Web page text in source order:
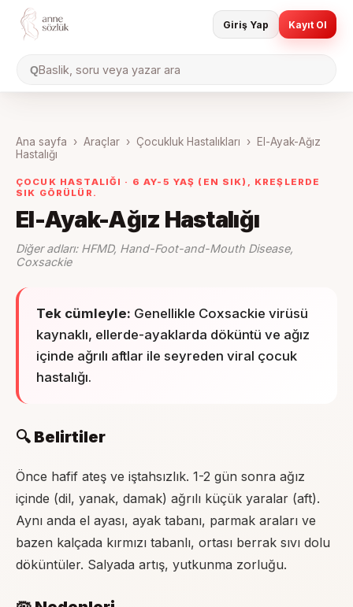
QBaslik, soru veya yazar ara
Giriş Yap Kayıt Ol
Ana sayfa › Araçlar › Çocukluk Hastalıkları ›
El-Ayak-Ağız
Hastalığı
ÇOCUK HASTALIĞI · 6 AY-5 YAŞ (EN SIK), KREŞLERDE
SIK GÖRÜLÜR.
El-Ayak-Ağız Hastalığı
Diğer adları: HFMD, Hand-Foot-and-Mouth Disease,
Coxsackie
Tek cümleyle: Genellikle Coxsackie virüsü
kaynaklı, ellerde-ayaklarda döküntü ve ağız
içinde ağrılı aftlar ile seyreden viral çocuk
hastalığı.
🔍 Belirtiler
Önce hafif ateş ve iştahsızlık. 1-2 gün sonra ağız
içinde (dil, yanak, damak) ağrılı küçük yaralar (aft).
Aynı anda el ayası, ayak tabanı, parmak araları ve
bazen kalçada kırmızı tabanlı, ortası berrak sıvı dolu
döküntüler. Salyada artış, yutkunma zorluğu.